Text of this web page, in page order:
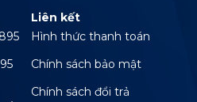
Liên kết
Hình thức thanh toán
Chính sách bảo mật
Chính sách đổi trả